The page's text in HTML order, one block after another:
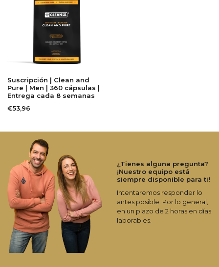
Suscripción | Clean and
Pure | Men | 360 cápsulas |
Entrega cada 8 semanas
€53,96
¿Tienes alguna pregunta?
¡Nuestro equipo está
siempre disponible para ti!
Intentaremos responder lo
antes posible. Por lo general,
en un plazo de 2 horas en días
laborables.